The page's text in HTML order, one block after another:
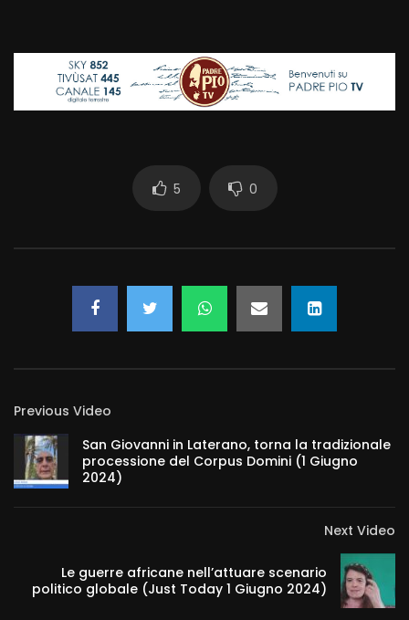
5 0
Previous Video
San Giovanni in Laterano, torna la tradizionale
processione del Corpus Domini (1 Giugno
2024)
Next Video
Le guerre africane nell’attuare scenario
politico globale (Just Today 1 Giugno 2024)